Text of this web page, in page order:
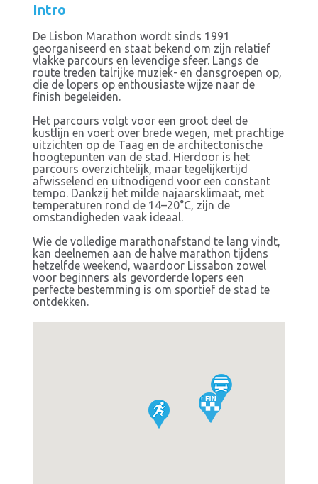
Intro
De Lisbon Marathon wordt sinds 1991
georganiseerd en staat bekend om zijn relatief
vlakke parcours en levendige sfeer. Langs de
route treden talrijke muziek- en dansgroepen op,
die de lopers op enthousiaste wijze naar de
finish begeleiden.
Het parcours volgt voor een groot deel de
kustlijn en voert over brede wegen, met prachtige
uitzichten op de Taag en de architectonische
hoogtepunten van de stad. Hierdoor is het
parcours overzichtelijk, maar tegelijkertijd
afwisselend en uitnodigend voor een constant
tempo. Dankzij het milde najaarsklimaat, met
temperaturen rond de 14–20°C, zijn de
omstandigheden vaak ideaal.
Wie de volledige marathonafstand te lang vindt,
kan deelnemen aan de halve marathon tijdens
hetzelfde weekend, waardoor Lissabon zowel
voor beginners als gevorderde lopers een
perfecte bestemming is om sportief de stad te
ontdekken.